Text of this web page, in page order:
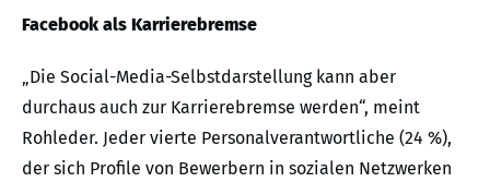
Facebook als Karrierebremse
„Die Social-Media-Selbstdarstellung kann aber
durchaus auch zur Karrierebremse werden“, meint
Rohleder. Jeder vierte Personalverantwortliche (24 %),
der sich Profile von Bewerbern in sozialen Netzwerken